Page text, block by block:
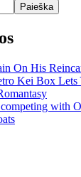
Paieška
On His
Kei Box
with